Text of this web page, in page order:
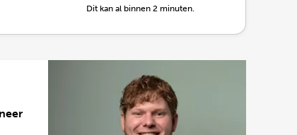
Dit kan al binnen 2 minuten.